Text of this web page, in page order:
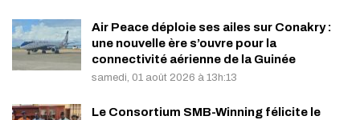
Air Peace déploie ses ailes sur Conakry :
une nouvelle ère s’ouvre pour la
connectivité aérienne de la Guinée
samedi, 01 août 2026 à 13h:13
Le Consortium SMB-Winning félicite le